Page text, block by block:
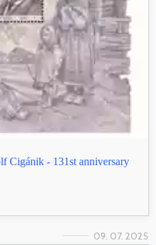
Cigánik - 131st anniversary
09. 07. 2025